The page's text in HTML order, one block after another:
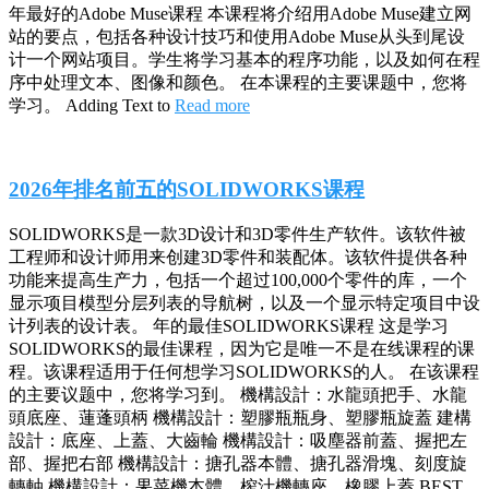
年最好的Adobe Muse课程 本课程将介绍用Adobe Muse建立网
站的要点，包括各种设计技巧和使用Adobe Muse从头到尾设
计一个网站项目。学生将学习基本的程序功能，以及如何在程
序中处理文本、图像和颜色。 在本课程的主要课题中，您将
学习。 Adding Text to Read more
2026年排名前五的SOLIDWORKS课程
SOLIDWORKS是一款3D设计和3D零件生产软件。该软件被
工程师和设计师用来创建3D零件和装配体。该软件提供各种
功能来提高生产力，包括一个超过100,000个零件的库，一个
显示项目模型分层列表的导航树，以及一个显示特定项目中设
计列表的设计表。 年的最佳SOLIDWORKS课程 这是学习
SOLIDWORKS的最佳课程，因为它是唯一不是在线课程的课
程。该课程适用于任何想学习SOLIDWORKS的人。 在该课程
的主要议题中，您将学习到。 機構設計：水龍頭把手、水龍
頭底座、蓮蓬頭柄 機構設計：塑膠瓶瓶身、塑膠瓶旋蓋 建構
設計：底座、上蓋、大齒輪 機構設計：吸塵器前蓋、握把左
部、握把右部 機構設計：搪孔器本體、搪孔器滑塊、刻度旋